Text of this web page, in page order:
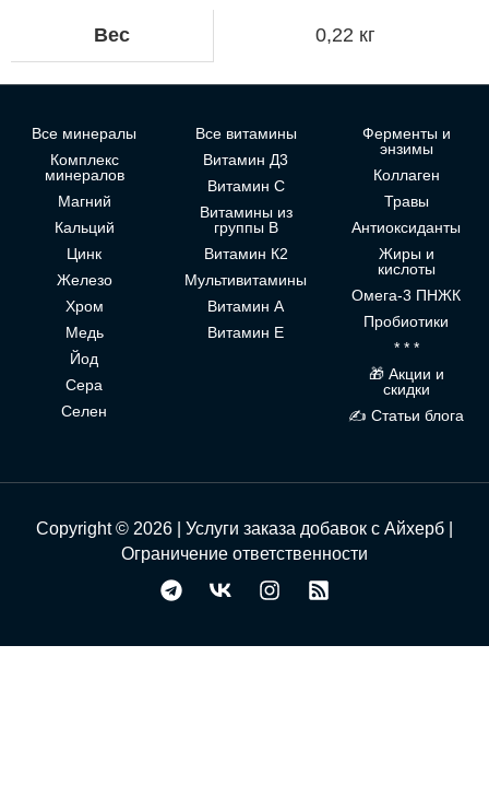
Вес 0,22 кг
Все минералы
Комплекс
минералов
Магний
Кальций
Цинк
Железо
Хром
Медь
Йод
Сера
Селен
Все витамины
Витамин Д3
Витамин С
Витамины из
группы В
Витамин К2
Мультивитамины
Витамин А
Витамин Е
Ферменты и
энзимы
Коллаген
Травы
Антиоксиданты
Жиры и
кислоты
Омега-3 ПНЖК
Пробиотики
* * *
🎁 Акции и
скидки
✍ Статьи блога
Copyright © 2026 | Услуги заказа добавок с Айхерб |
Ограничение ответственности